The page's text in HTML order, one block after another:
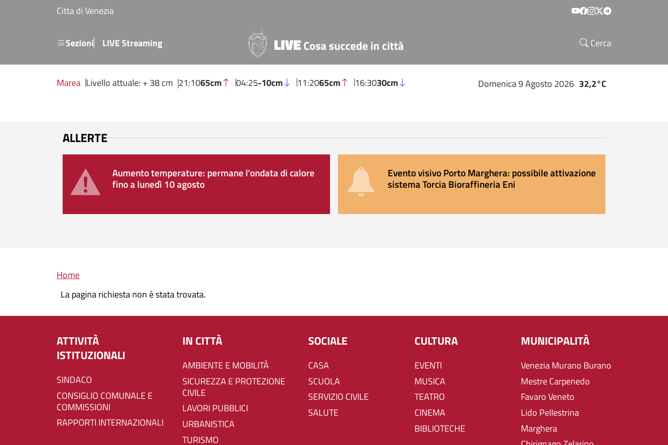
Salta al contenuto principale
Citta di Venezia Social menu
SezioniMenu secondario
LIVE Streaming Cerca
Marea Livello attuale: + 38 cm 21:1065cm 04:25-10cm 11:2065cm 16:3030cm Domenica 9 Agosto 2026 32,2°C
ALLERTE
Aumento temperature: permane l'ondata di calore
fino a lunedì 10 agosto
Evento visivo Porto Marghera: possibile attivazione
sistema Torcia Bioraffineria Eni
Briciole di pane
Home
La pagina richiesta non è stata trovata.
ATTIVITÀ
ISTITUZIONALI
SINDACO
CONSIGLIO COMUNALE E
COMMISSIONI
RAPPORTI INTERNAZIONALI
IN CITTÀ
AMBIENTE E MOBILITÀ
SICUREZZA E PROTEZIONE
CIVILE
LAVORI PUBBLICI
URBANISTICA
TURISMO
SOCIALE
CASA
SCUOLA
SERVIZIO CIVILE
SALUTE
CULTURA
EVENTI
MUSICA
TEATRO
CINEMA
BIBLIOTECHE
MUNICIPALITÀ
Venezia Murano Burano
Mestre Carpenedo
Favaro Veneto
Lido Pellestrina
Marghera